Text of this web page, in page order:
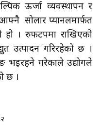
ऊर्जा व्यवस्थापन र
सोलार प्यानलमार्फत
हो । रुफटपमा राखिएको
उत्पादन गरिरहेको छ ।
भइरहने गरेकाले उद्योगले
छ ।